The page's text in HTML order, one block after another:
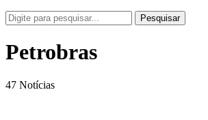
Pesquisar
Petrobras
47 Notícias